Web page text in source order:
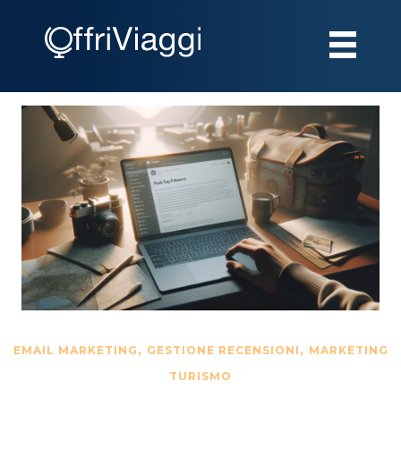
EMAIL MARKETING , GESTIONE RECENSIONI , MARKETING
TURISMO